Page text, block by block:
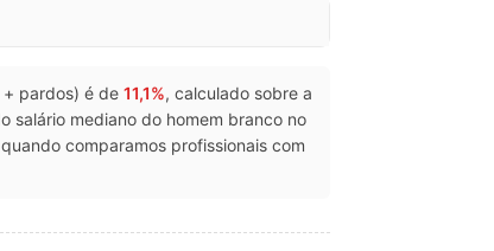
pardos) é de 11,1%, calculado sobre a
salário mediano do homem branco no
comparamos profissionais com